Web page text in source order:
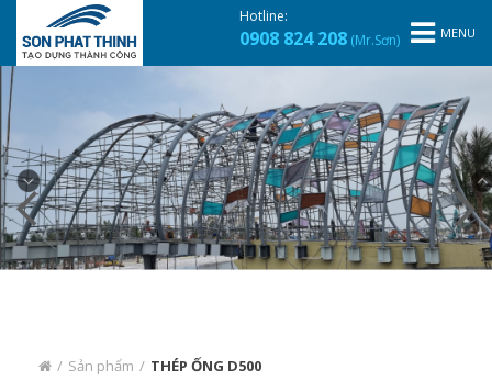
MENU
Hotline:
0908 824 208 (Mr.Sơn)